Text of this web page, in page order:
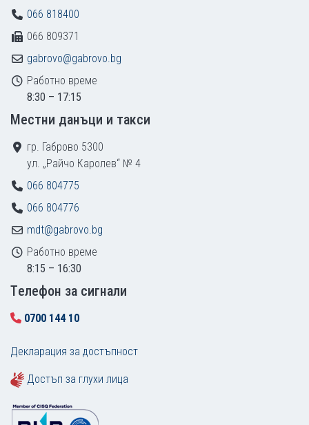
066 818400
066 809371
gabrovo@gabrovo.bg
Работно време
8:30 – 17:15
Местни данъци и такси
гр. Габрово 5300
ул. „Райчо Каролев“ № 4
066 804775
066 804776
mdt@gabrovo.bg
Работно време
8:15 – 16:30
Tелефон за сигнали
0700 144 10
Декларация за достъпност
Достъп за глухи лица